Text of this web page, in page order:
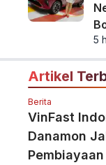
5
Artikel
Berita
VinFast
Danamon